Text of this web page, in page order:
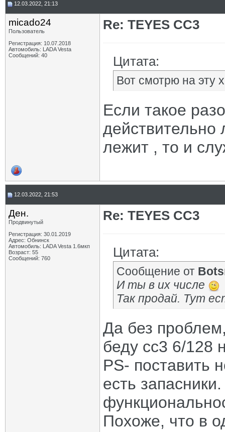
12.03.2022, 21:13
micado24
Пользователь
Регистрация: 10.07.2018
Автомобиль: LADA Vesta
Сообщений: 40
Re: TEYES CC3
Цитата:
Вот смотрю на эту
Если такое
лежит , то и
12.03.2022, 21:53
Ден.
Продвинутый
Регистрация: 30.01.2019
Адрес: Обнинск
Автомобиль: LADA Vesta 1.6мкп
Возраст: 55
Сообщений: 760
Re: TEYES CC3
Цитата:
Сообщение от
И ты в их числе
Так продай. Тут
Да без
беду сс3 6/128
PS- поставить
есть
Похоже, что в